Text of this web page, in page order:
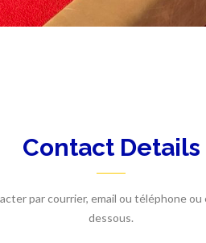
Contact Details
par courrier, email ou téléphone
dessous.